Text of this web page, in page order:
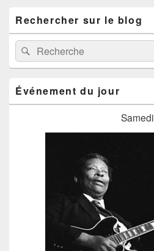
Rechercher sur le blog
Recherche :Rechercher
Événement du jour
Samedi